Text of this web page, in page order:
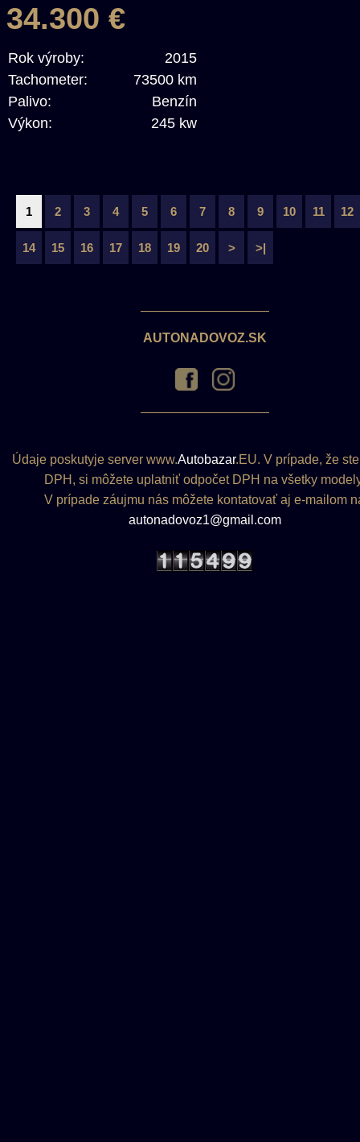
34.300 €
Rok výroby:
2015
Tachometer:
73500 km
Palivo:
Benzín
Výkon:
245 kw
1 2 3 4 5 6 7 8 9 10 11 12
14 15 16 17 18 19 20 > >|
AUTONADOVOZ.SK
Údaje poskutyje server www.Autobazar.EU. V prípade, že
DPH, si môžete uplatniť odpočet DPH na všetky
V prípade záujmu nás môžete kontatovať aj e-mailom
autonadovoz1@gmail.com